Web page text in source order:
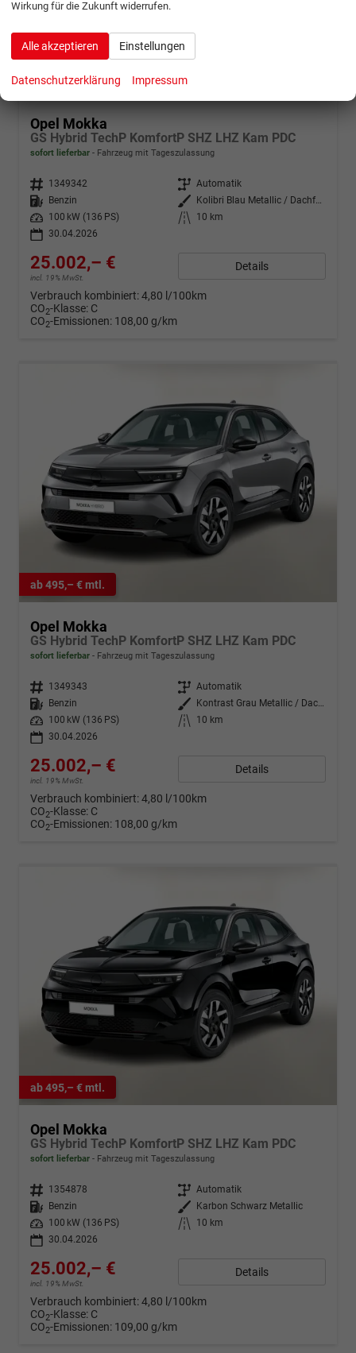
ab 495,– € mtl.
Opel Mokka
GS Hybrid TechP KomfortP SHZ LHZ Kam PDC
sofort lieferbar Fahrzeug mit Tageszulassung
Fahrzeugnr. 1349342 Getriebe Automatik
Kraftstoff
Benzin Außenfarbe
Kolibri Blau Metallic / Dachfarb
Leistung
100 kW (136 PS) Kilometerstand
10 km
30.04.2026
25.002,– €
incl. 19% MwSt.
Details
Verbrauch kombiniert:4,80 l/100km
CO2-Klasse: C
CO2-Emissionen: 108,00 g/km
ab 495,– € mtl.
Opel Mokka
GS Hybrid TechP KomfortP SHZ LHZ Kam PDC
sofort lieferbar Fahrzeug mit Tageszulassung
Fahrzeugnr. 1349343 Getriebe Automatik
Kraftstoff
Benzin Außenfarbe
Kontrast Grau Metallic / Dachfar
Leistung
100 kW (136 PS) Kilometerstand
10 km
30.04.2026
25.002,– €
incl. 19% MwSt.
Details
Verbrauch kombiniert:4,80 l/100km
CO2-Klasse: C
CO2-Emissionen: 108,00 g/km
ab 495,– € mtl.
Opel Mokka
GS Hybrid TechP KomfortP SHZ LHZ Kam PDC
sofort lieferbar Fahrzeug mit Tageszulassung
Fahrzeugnr. 1354878 Getriebe Automatik
Kraftstoff
Benzin Außenfarbe
Karbon Schwarz Metallic
Leistung
100 kW (136 PS) Kilometerstand
10 km
30.04.2026
25.002,– €
incl. 19% MwSt.
Details
Verbrauch kombiniert:4,80 l/100km
CO2-Klasse: C
CO2-Emissionen: 109,00 g/km
Wirkung für die Zukunft widerrufen.
Alle akzeptieren Einstellungen
Datenschutzerklärung Impressum